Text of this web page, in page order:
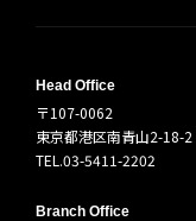
Head Office
〒107-0062
東京都港区南青山2-18-
TEL.03-5411-2202
Branch Office